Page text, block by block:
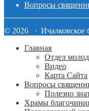
Вопросы
© 2026 · Ичалковское
Главная
Отдел
Видео
Карта Сайта
Вопросы
Полезно
Храмы